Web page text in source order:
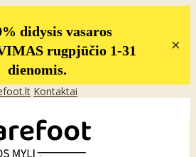
didysis vasaros
rugpjūčio 1-31
dienomis.
×
Kontaktai